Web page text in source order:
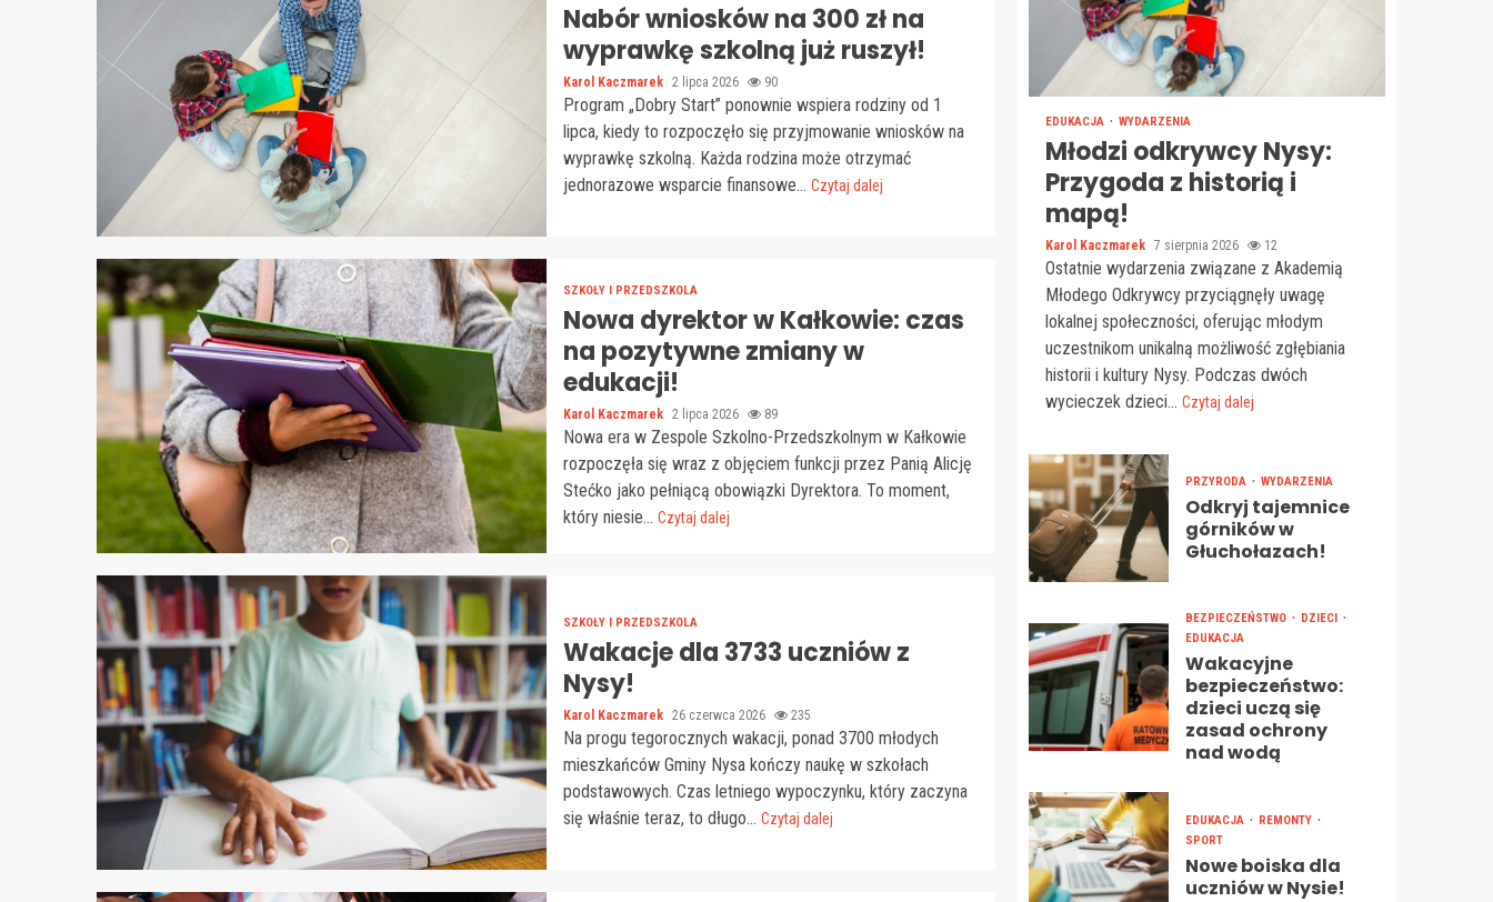
Nabór wniosków na 300 zł na
wyprawkę szkolną już ruszył!
Karol Kaczmarek 2 lipca 2026 90
Program „Dobry Start” ponownie wspiera rodziny od 1
lipca, kiedy to rozpoczęło się przyjmowanie wniosków na
wyprawkę szkolną. Każda rodzina może otrzymać
jednorazowe wsparcie finansowe... Czytaj dalej
SZKOŁY I PRZEDSZKOLA
Nowa dyrektor w Kałkowie: czas
na pozytywne zmiany w
edukacji!
Karol Kaczmarek 2 lipca 2026 89
Nowa era w Zespole Szkolno-Przedszkolnym w Kałkowie
rozpoczęła się wraz z objęciem funkcji przez Panią Alicję
Stećko jako pełniącą obowiązki Dyrektora. To moment,
który niesie... Czytaj dalej
SZKOŁY I PRZEDSZKOLA
Wakacje dla 3733 uczniów z
Nysy!
Karol Kaczmarek 26 czerwca 2026 235
Na progu tegorocznych wakacji, ponad 3700 młodych
mieszkańców Gminy Nysa kończy naukę w szkołach
podstawowych. Czas letniego wypoczynku, który zaczyna
się właśnie teraz, to długo... Czytaj dalej
EDUKACJA WYDARZENIA
Młodzi odkrywcy Nysy:
Przygoda z historią i
mapą!
Karol Kaczmarek 7 sierpnia 2026 12
Ostatnie wydarzenia związane z Akademią
Młodego Odkrywcy przyciągnęły uwagę
lokalnej społeczności, oferując młodym
uczestnikom unikalną możliwość zgłębiania
historii i kultury Nysy. Podczas dwóch
wycieczek dzieci... Czytaj dalej
PRZYRODA WYDARZENIA
Odkryj tajemnice
górników w
Głuchołazach!
BEZPIECZEŃSTWO
DZIECI
EDUKACJA
Wakacyjne
bezpieczeństwo:
dzieci uczą się
zasad ochrony
nad wodą
EDUKACJA
REMONTY
SPORT
Nowe boiska dla
uczniów w Nysie!